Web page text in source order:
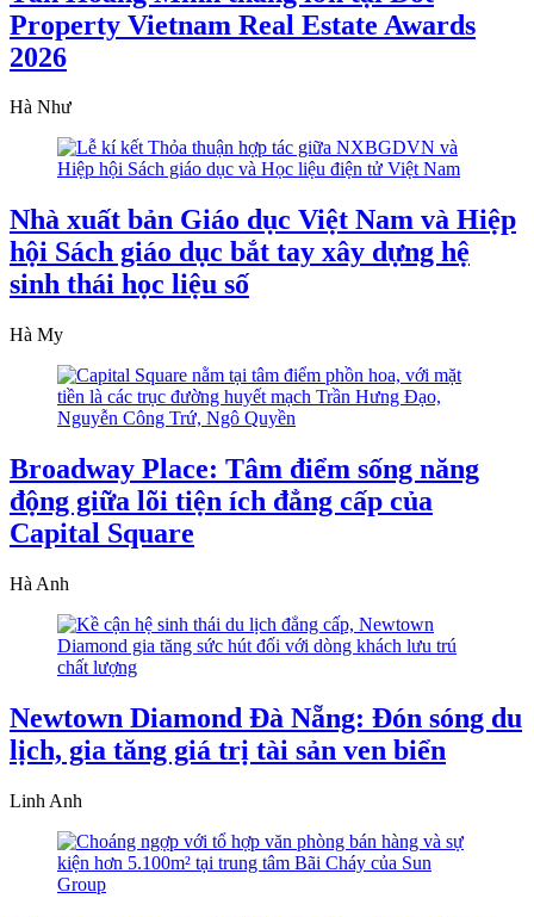
Property Vietnam Real Estate Awards
2026
Hà Như
Nhà xuất bản Giáo dục Việt Nam và Hiệp
hội Sách giáo dục bắt tay xây dựng hệ
sinh thái học liệu số
Hà My
Broadway Place: Tâm điểm sống năng
động giữa lõi tiện ích đẳng cấp của
Capital Square
Hà Anh
Newtown Diamond Đà Nẵng: Đón sóng du
lịch, gia tăng giá trị tài sản ven biển
Linh Anh